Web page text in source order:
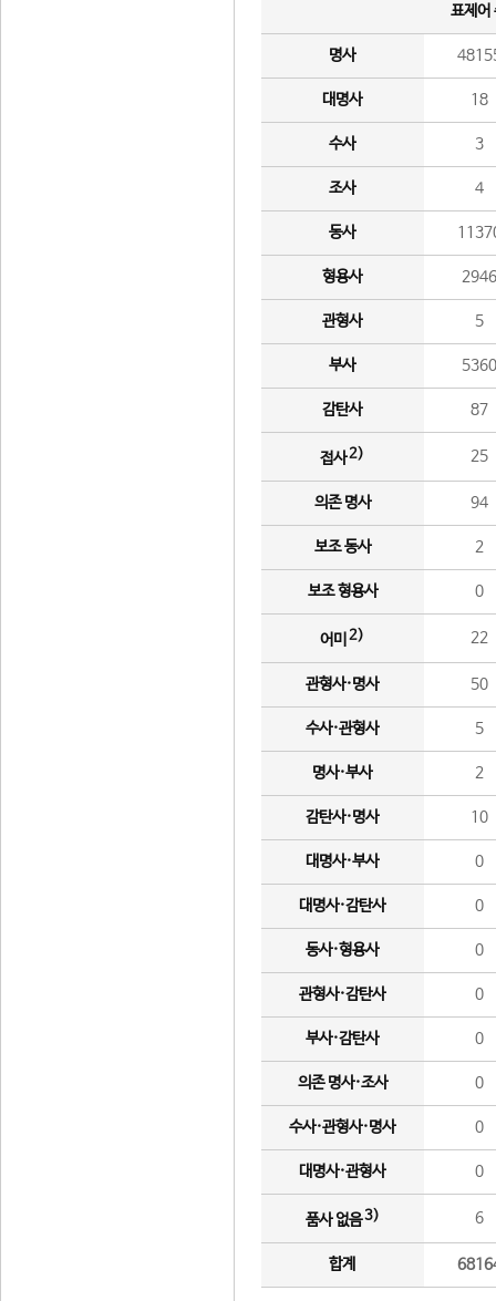
표제어
명사
대명사 18
수사 3
조사 4
동사
형용사 2946
관형사 5
부사 5360
감탄사 87
접사2) 25
의존 명사 94
보조 동사 2
보조 형용사 0
어미 2) 22
관형사·명사 50
수사·관형사 5
명사·부사 2
감탄사·명사 10
대명사·부사 0
대명사·감탄사 0
동사·형용사 0
관형사·감탄사 0
부사·감탄사 0
의존 명사·조사 0
수사·관형사·명사 0
대명사·관형사 0
품사 없음3) 6
합계